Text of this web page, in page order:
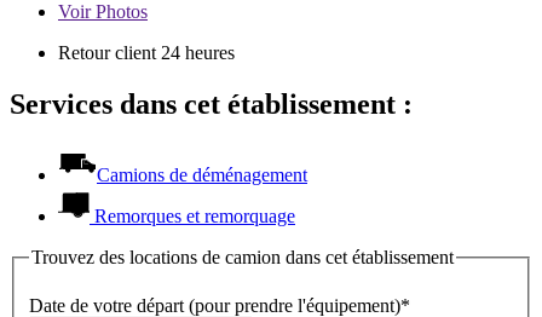
VoirPhotos
Retour client 24 heures
Services dans cet établissement :
Camions de déménagement
Remorques et remorquage
Trouvez des locations de camion dans cet établissement
Date de votre départ (pour prendre l'équipement)*